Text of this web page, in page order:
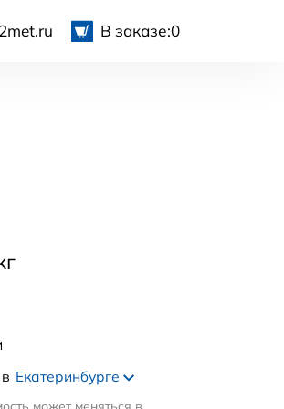
В заказе:0
Екатеринбурге